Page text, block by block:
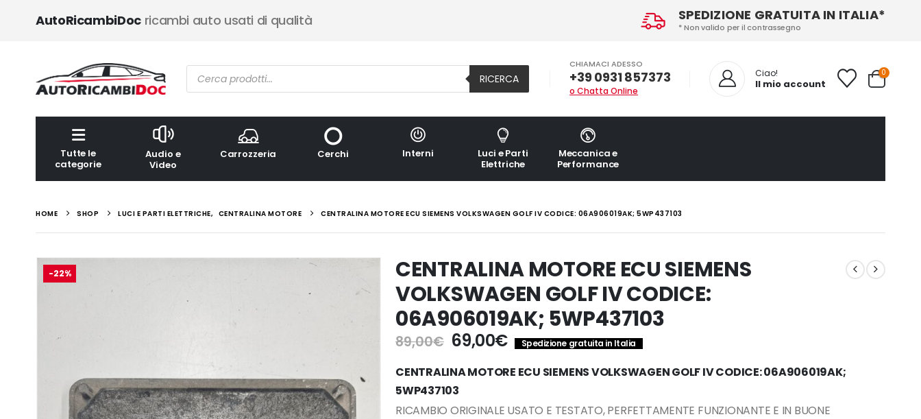
SPEDIZIONE GRATUITA IN ITALIA*
* Non valido per il contrassegno
AutoRicambiDocricambi auto usati di qualità
Ricerca
prodotti RICERCA
CHIAMACI ADESSO
+39 0931 857373
o Chatta Online
Ciao!
Il mio account
0
Tutte le
categorie
Audio e
Video
Carrozzeria Cerchi Interni
Luci e Parti
Elettriche
Meccanica e
Performance
HOME SHOP LUCI E PARTI ELETTRICHE, CENTRALINA MOTORE CENTRALINA MOTORE ECU SIEMENS VOLKSWAGEN GOLF IV CODICE: 06A906019AK; 5WP437103
-22%
CENTRALINA MOTORE ECU SIEMENS
VOLKSWAGEN GOLF IV CODICE:
06A906019AK; 5WP437103
89,00€ Il
prezzo
originale
era:
89,00€.
69,00€Il
prezzo
attuale
69,00€.
Spedizione gratuita in Italia
CENTRALINA MOTORE ECU SIEMENS VOLKSWAGEN GOLF IV CODICE: 06A906019AK;
5WP437103
RICAMBIO ORIGINALE USATO E TESTATO, PERFETTAMENTE FUNZIONANTE E IN BUONE